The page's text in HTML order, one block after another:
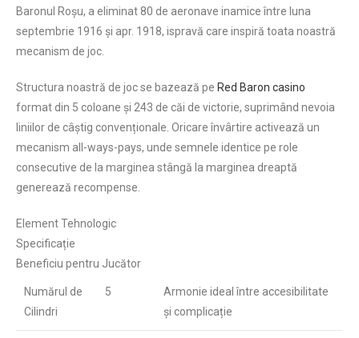
Baronul Roșu, a eliminat 80 de aeronave inamice între luna
septembrie 1916 și apr. 1918, ispravă care inspiră toata noastră
mecanism de joc.
Structura noastră de joc se bazează pe Red Baron casino
format din 5 coloane și 243 de căi de victorie, suprimând nevoia
liniilor de câștig convenționale. Oricare învârtire activează un
mecanism all-ways-pays, unde semnele identice pe role
consecutive de la marginea stângă la marginea dreaptă
generează recompense.
Element Tehnologic
Specificație
Beneficiu pentru Jucător
Numărul de
Cilindri
5
Armonie ideal între accesibilitate
și complicație